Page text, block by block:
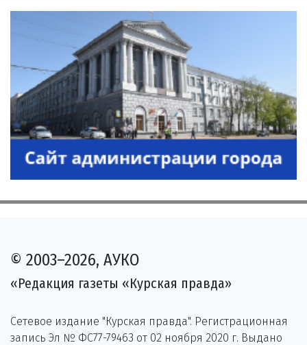
© 2003–2026, АУКО
«Редакция газеты «Курская правда»
Сетевое издание "Курская правда". Регистрационная
запись Эл № ФС77-79463 от 02 ноября 2020 г. Выдано